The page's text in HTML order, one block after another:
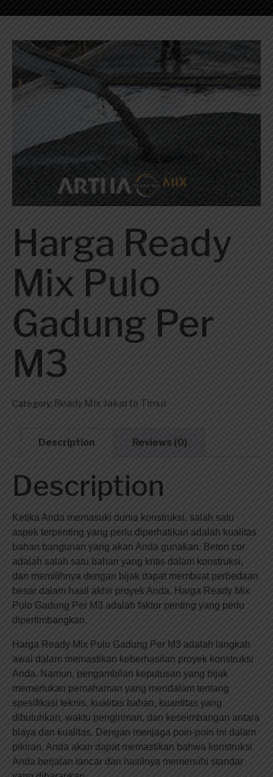
Harga Ready
Mix Pulo
Gadung Per
M3
Category: Ready Mix Jakarta Timur
Description Reviews (0)
Description
Ketika Anda memasuki dunia konstruksi, salah satu
aspek terpenting yang perlu diperhatikan adalah kualitas
bahan bangunan yang akan Anda gunakan. Beton cor
adalah salah satu bahan yang kritis dalam konstruksi,
dan memilihnya dengan bijak dapat membuat perbedaan
besar dalam hasil akhir proyek Anda. Harga Ready Mix
Pulo Gadung Per M3 adalah faktor penting yang perlu
dipertimbangkan.
Harga Ready Mix Pulo Gadung Per M3 adalah langkah
awal dalam memastikan keberhasilan proyek konstruksi
Anda. Namun, pengambilan keputusan yang bijak
memerlukan pemahaman yang mendalam tentang
spesifikasi teknis, kualitas bahan, kuantitas yang
dibutuhkan, waktu pengiriman, dan keseimbangan antara
biaya dan kualitas. Dengan menjaga poin-poin ini dalam
pikiran, Anda akan dapat memastikan bahwa konstruksi
Anda berjalan lancar dan hasilnya memenuhi standar